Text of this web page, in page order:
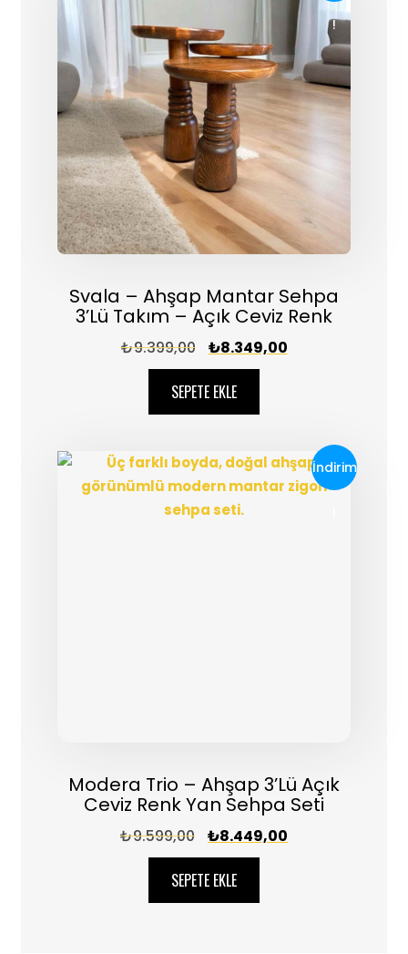
!
Svala – Ahşap Mantar Sehpa
3’lü Takım – Açık Ceviz Renk
₺9.399,00 ₺8.349,00
SEPETE EKLE
İndirim
Modera Trio – Ahşap 3’lü Açık
Ceviz Renk Yan Sehpa Seti
₺9.599,00 ₺8.449,00
SEPETE EKLE